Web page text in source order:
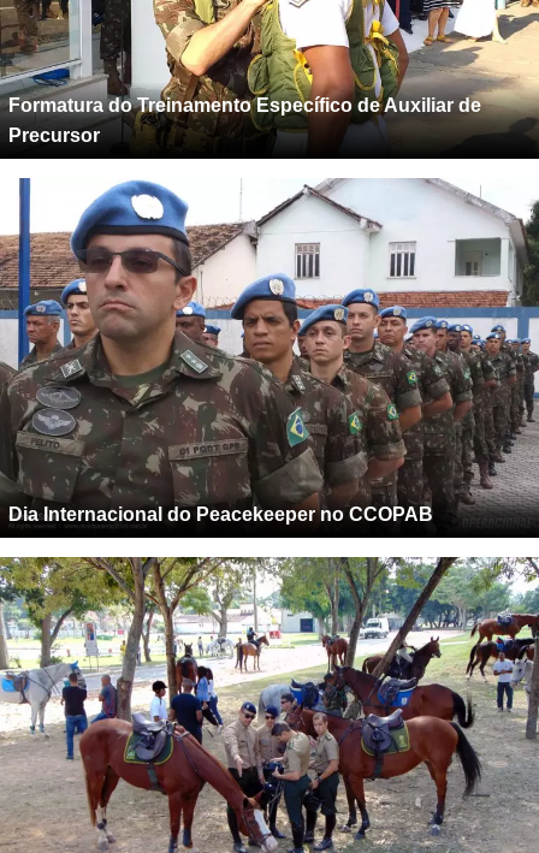
Formatura do Treinamento Específico de Auxiliar de
Precursor
Dia Internacional do Peacekeeper no CCOPAB